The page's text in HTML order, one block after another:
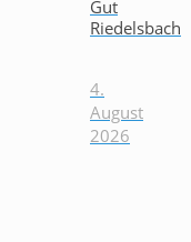
Gut
Riedelsbach
4.
August
2026